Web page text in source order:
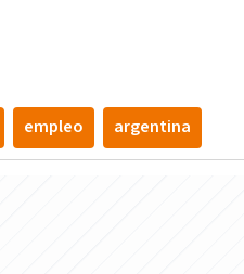
empleo argentina